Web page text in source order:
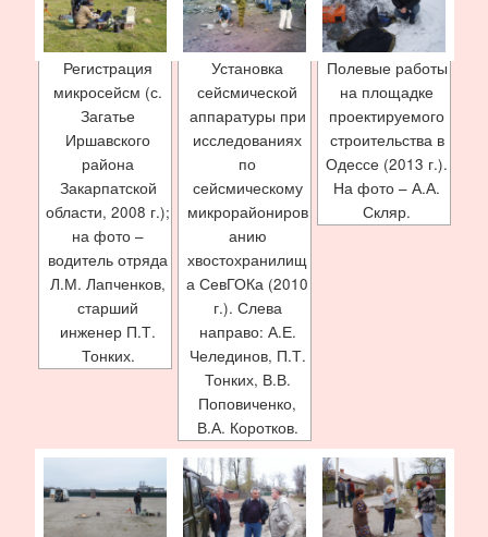
Регистрация
микросейсм (с.
Загатье
Иршавского
района
Закарпатской
области, 2008 г.);
на фото –
водитель отряда
Л.М. Лапченков,
старший
инженер П.Т.
Тонких.
Установка
сейсмической
аппаратуры при
исследованиях
по
сейсмическому
микрорайониров
анию
хвостохранилищ
а СевГОКа (2010
г.). Слева
направо: А.Е.
Челединов, П.Т.
Тонких, В.В.
Поповиченко,
В.А. Коротков.
Полевые работы
на площадке
проектируемого
строительства в
Одессе (2013 г.).
На фото – А.А.
Скляр.